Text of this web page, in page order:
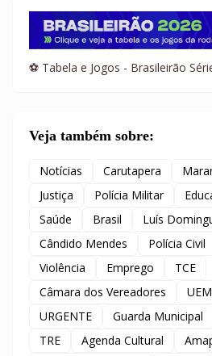
⚽ Tabela e Jogos - Brasileirão
Veja também sobre:
Notícias Carutapera
Justiça
Polícia Militar
Saúde
Brasil
Luís
Cândido Mendes
Polícia Civil
Violência
Emprego
TCE
Câmara dos Vereadores
URGENTE
Guarda Municipal
TRE
Agenda Cultural